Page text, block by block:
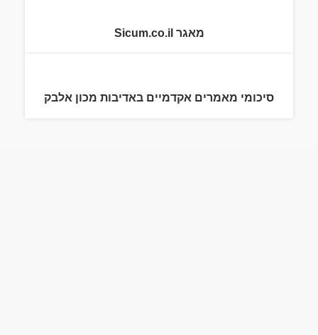
מאגר Sicum.co.il
סיכומי מאמרים אקדמיים באדיבות מכון אלבק